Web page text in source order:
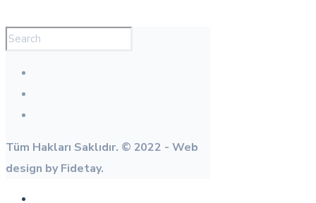
Tüm Hakları Saklıdır. © 2022 - Web
design by Fidetay.